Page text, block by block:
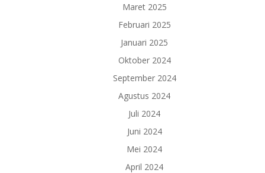
Maret 2025
Februari 2025
Januari 2025
Oktober 2024
September 2024
Agustus 2024
Juli 2024
Juni 2024
Mei 2024
April 2024